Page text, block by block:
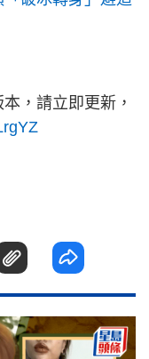
，請立即更新，